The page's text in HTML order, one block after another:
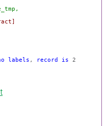
labels , record is 2